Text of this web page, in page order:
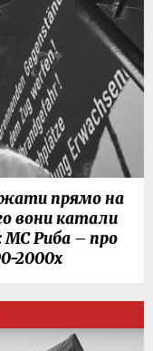
прямо на
вони катали
МС Риба – про
2000х